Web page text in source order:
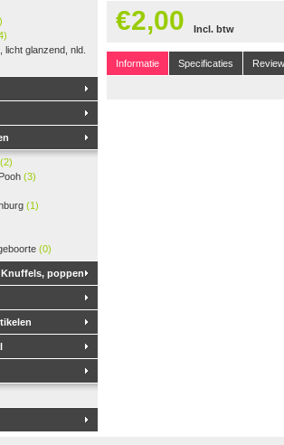
licht glanzend, nld. 2,5-3, ca. 125m, 50 gr.(38)
(2)
(3)
(1)
(0)
poppen
€2,00 Incl. btw
Informatie Specificaties